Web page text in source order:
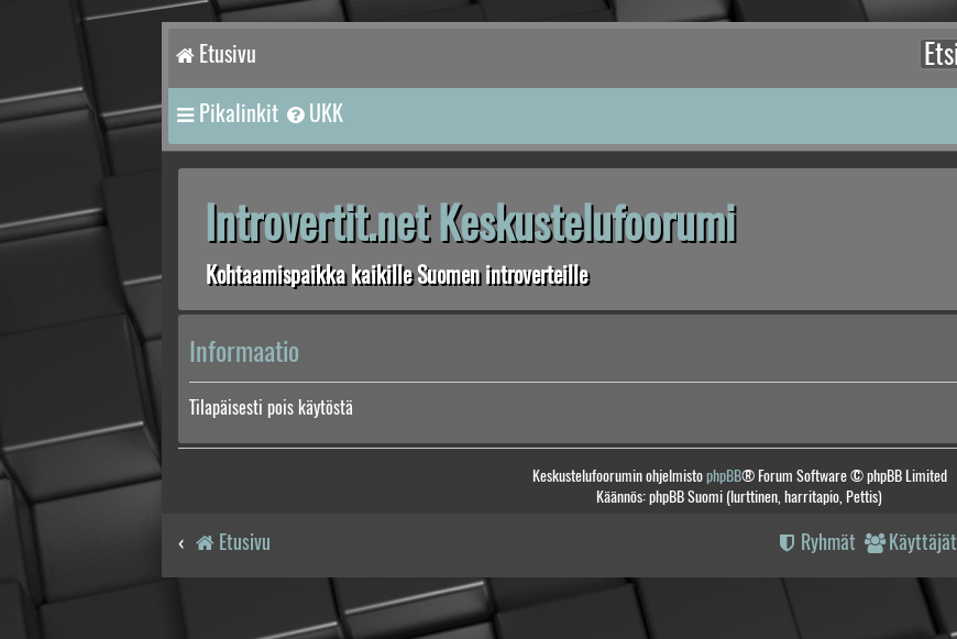
Etusivu
Pikalinkit UKK
Introvertit.net Keskustelufoorumi
Kohtaamispaikka kaikille Suomen introverteille
Informaatio
Tilapäisesti pois käytöstä
Keskustelufoorumin ohjelmistophpBB® Forum Software © phpBB Limited
Käännös: phpBB Suomi (lurttinen, harritapio, Pettis)
Etusivu Käyttäjät
Ryhmät